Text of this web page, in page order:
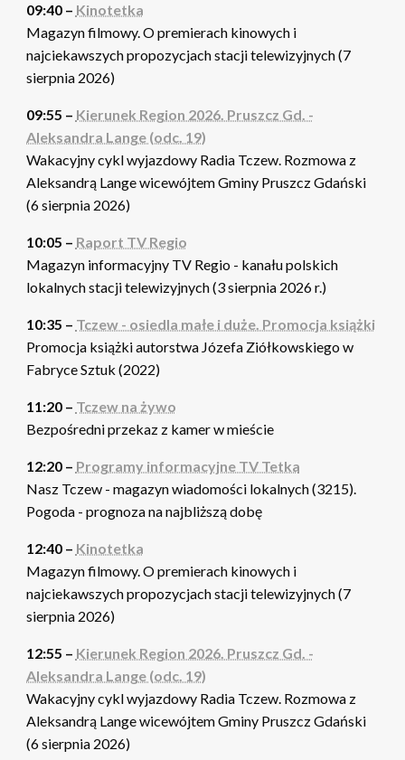
09:40 – Kinotetka
Magazyn filmowy. O premierach kinowych i
najciekawszych propozycjach stacji telewizyjnych (7
sierpnia 2026)
09:55 – Kierunek Region 2026. Pruszcz Gd. -
Aleksandra Lange (odc. 19)
Wakacyjny cykl wyjazdowy Radia Tczew. Rozmowa z
Aleksandrą Lange wicewójtem Gminy Pruszcz Gdański
(6 sierpnia 2026)
10:05 – Raport TV Regio
Magazyn informacyjny TV Regio - kanału polskich
lokalnych stacji telewizyjnych (3 sierpnia 2026 r.)
10:35 – Tczew - osiedla małe i duże. Promocja książki
Promocja książki autorstwa Józefa Ziółkowskiego w
Fabryce Sztuk (2022)
11:20 – Tczew na żywo
Bezpośredni przekaz z kamer w mieście
12:20 – Programy informacyjne TV Tetka
Nasz Tczew - magazyn wiadomości lokalnych (3215).
Pogoda - prognoza na najbliższą dobę
12:40 – Kinotetka
Magazyn filmowy. O premierach kinowych i
najciekawszych propozycjach stacji telewizyjnych (7
sierpnia 2026)
12:55 – Kierunek Region 2026. Pruszcz Gd. -
Aleksandra Lange (odc. 19)
Wakacyjny cykl wyjazdowy Radia Tczew. Rozmowa z
Aleksandrą Lange wicewójtem Gminy Pruszcz Gdański
(6 sierpnia 2026)